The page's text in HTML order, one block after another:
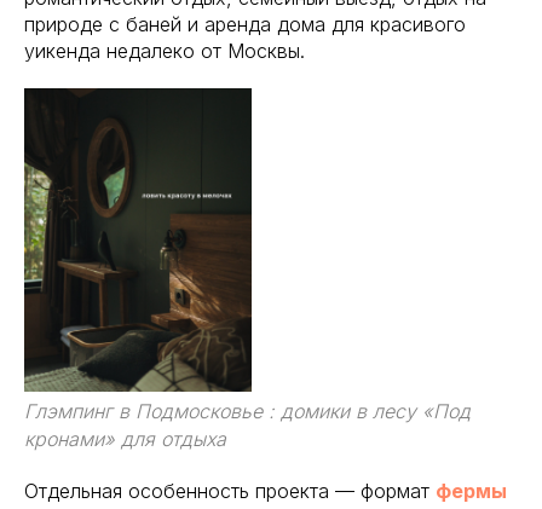
природе с баней и аренда дома для красивого
уикенда недалеко от Москвы.
Глэмпинг в Подмосковье : домики в лесу «Под
кронами» для отдыха
Отдельная особенность проекта — формат фермы